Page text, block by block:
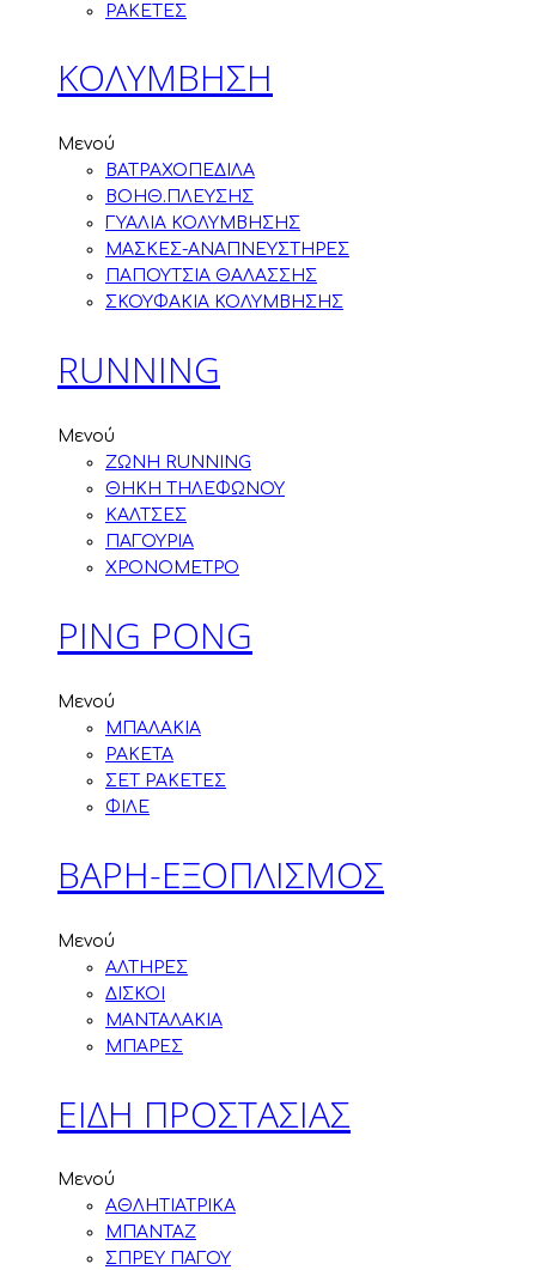
ΡΑΚΕΤΕΣ
ΚΟΛΥΜΒΗΣΗ
Μενού
ΒΑΤΡΑΧΟΠΕΔΙΛΑ
ΒΟΗΘ.ΠΛΕΥΣΗΣ
ΓΥΑΛΙΑ ΚΟΛΥΜΒΗΣΗΣ
ΜΑΣΚΕΣ-ΑΝΑΠΝΕΥΣΤΗΡΕΣ
ΠΑΠΟΥΤΣΙΑ ΘΑΛΑΣΣΗΣ
ΣΚΟΥΦΑΚΙΑ ΚΟΛΥΜΒΗΣΗΣ
RUNNING
Μενού
ZΩΝΗ RUNNING
ΘΗΚΗ ΤΗΛΕΦΩΝΟΥ
ΚΑΛΤΣΕΣ
ΠΑΓΟΥΡΙΑ
ΧΡΟΝΟΜΕΤΡΟ
PING PONG
Μενού
ΜΠΑΛΑΚΙΑ
ΡΑΚΕΤΑ
ΣΕΤ ΡΑΚΕΤΕΣ
ΦΙΛΕ
ΒΑΡΗ-ΕΞΟΠΛΙΣΜΟΣ
Μενού
ΑΛΤΗΡΕΣ
ΔΙΣΚΟΙ
ΜΑΝΤΑΛΑΚΙΑ
ΜΠΑΡΕΣ
ΕΙΔΗ ΠΡΟΣΤΑΣΙΑΣ
Μενού
ΑΘΛΗΤΙΑΤΡΙΚΑ
ΜΠΑΝΤΑΖ
ΣΠΡΕΥ ΠΑΓΟΥ